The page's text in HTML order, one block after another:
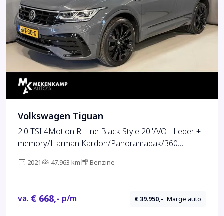
Volkswagen Tiguan
2.0 TSI 4Motion R-Line Black Style 20"/VOL Leder +
memory/Harman Kardon/Panoramadak/360
v+a2021 47.963 km Benzine
va. € 668,- p/m € 39.950,- Marge auto